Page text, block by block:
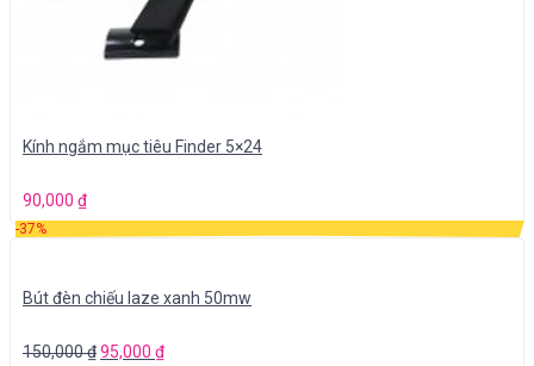
Kính ngắm mục tiêu Finder 5×24
90,000 ₫
-37%
Bút đèn chiếu laze xanh 50mw
150,000₫95,000 ₫